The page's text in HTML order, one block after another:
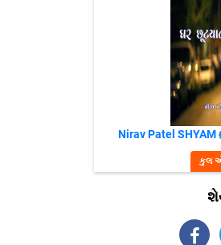
Nirav Patel SHYAM
કુલ